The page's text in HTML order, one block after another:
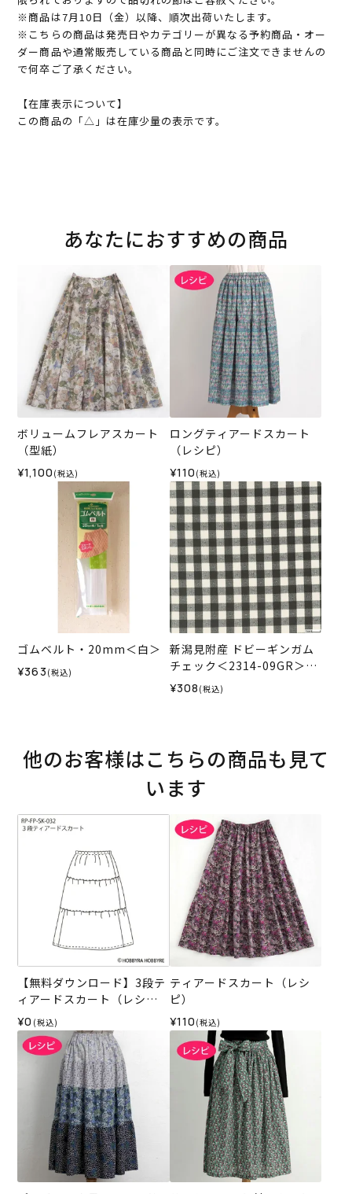
※商品は7月10日（金）以降、順次出荷いたします。
※こちらの商品は発売日やカテゴリーが異なる予約商品・オー
ダー商品や通常販売している商品と同時にご注文できませんの
で何卒ご了承ください。
【在庫表示について】
この商品の「△」は在庫少量の表示です。
あなたにおすすめの商品
ボリュームフレアスカート
（型紙）
¥1,100 (税込)
ロングティアードスカート
（レシピ）
¥110 (税込)
ゴムベルト・20mm＜白＞
¥363 (税込)
新潟見附産 ドビーギンガム
チェック＜2314-09GR＞生
地 ホビーラホビーレデザイ
ンコレクション
¥308 (税込)
他のお客様はこちらの商品も見て
います
【無料ダウンロード】3段テ
ィアードスカート（レシ
ピ）
¥0 (税込)
ティアードスカート（レシ
ピ）
¥110 (税込)